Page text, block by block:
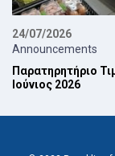
24/07/2026
Announcements
Παρατηρητήριο
Ιούνιος 2026